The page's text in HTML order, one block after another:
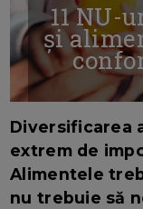
11 NU-
și
Diversificarea
extrem de
Alimentele
nu trebuie să